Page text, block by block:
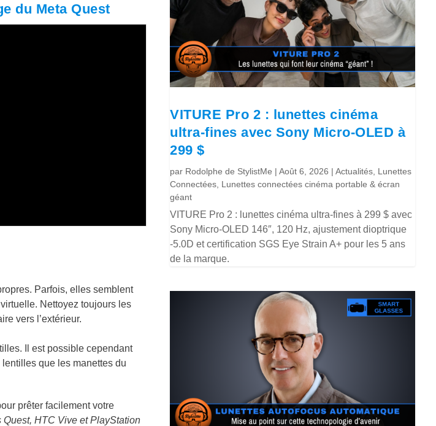
du Meta Quest
Parfois, elles semblent
Nettoyez toujours les
vers l’extérieur.
Il est possible cependant
que les manettes du
prêter facilement votre
HTC Vive et PlayStation
VITURE Pro 2 : lunettes cinéma
ultra-fines avec Sony Micro-OLED à
299 $
par Rodolphe de StylistMe |Août 6, 2026 |Actualités Lunettes
Connectées Lunettes connectées cinéma portable & écran
géant
VITURE Pro 2 : lunettes cinéma ultra-fines à 299 $ avec
Sony Micro-OLED 146″, 120 Hz, ajustement dioptrique
-5.0D et certification SGS Eye Strain A+ pour les 5 ans
de la marque.